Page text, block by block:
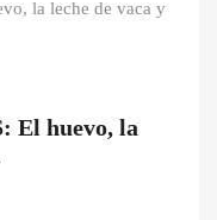
El huevo, la